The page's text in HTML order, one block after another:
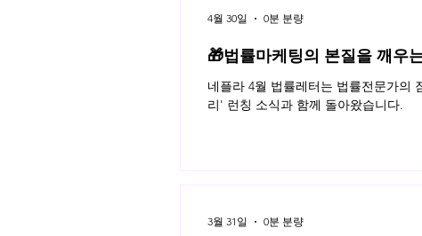
🎁법률마케팅의 본질을 깨우
네플라 4월 법률레터는 법률전문가의
리' 런칭 소식과 함께 돌아왔습니다.
4월 30일 0분 분량
3월 31일 0분 분량